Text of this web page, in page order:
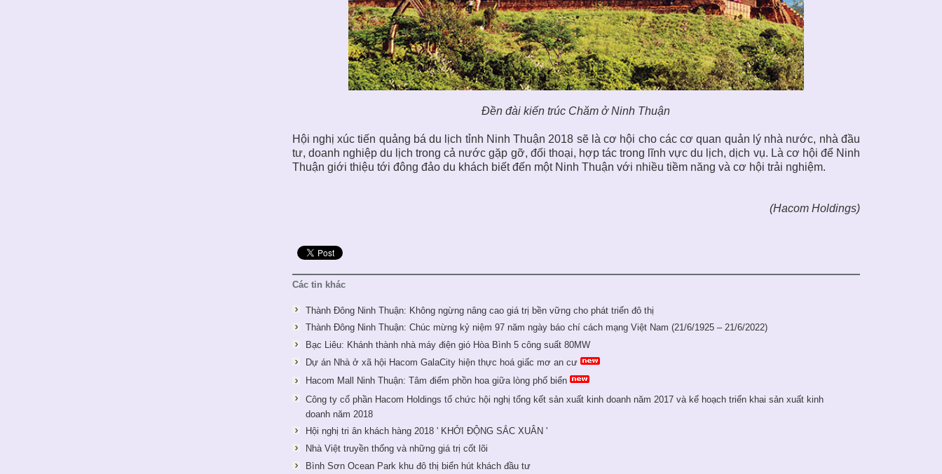
Đền đài kiến trúc Chăm ở Ninh Thuận
Hội nghị xúc tiến quảng bá du lịch tỉnh Ninh Thuận 2018 sẽ là cơ hội cho các cơ quan quản lý nhà nước, nhà đầu
tư, doanh nghiệp du lịch trong cả nước gặp gỡ, đối thoại, hợp tác trong lĩnh vực du lịch, dịch vụ. Là cơ hội để Ninh
Thuận giới thiệu tới đông đảo du khách biết đến một Ninh Thuận với nhiều tiềm năng và cơ hội trải nghiệm.
(Hacom Holdings)
Các tin khác
Thành Đông Ninh Thuận: Không ngừng nâng cao giá trị bền vững cho phát triển đô thị
Thành Đông Ninh Thuận: Chúc mừng kỷ niệm 97 năm ngày báo chí cách mạng Việt Nam (21/6/1925 – 21/6/2022)
Bạc Liêu: Khánh thành nhà máy điện gió Hòa Bình 5 công suất 80MW
Dự án Nhà ở xã hội Hacom GalaCity hiện thực hoá giấc mơ an cư
Hacom Mall Ninh Thuận: Tâm điểm phồn hoa giữa lòng phố biển
Công ty cổ phần Hacom Holdings tổ chức hội nghị tổng kết sản xuất kinh doanh năm 2017 và kế hoạch triển khai sản xuất kinh
doanh năm 2018
Hội nghị tri ân khách hàng 2018 ' KHỞI ĐỘNG SẮC XUÂN '
Nhà Việt truyền thống và những giá trị cốt lõi
Bình Sơn Ocean Park khu đô thị biển hút khách đầu tư